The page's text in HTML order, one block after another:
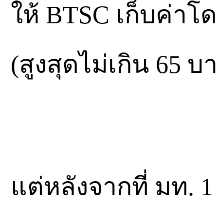
ให้ BTSC เก็บค่าโ
(สูงสุดไม่เกิน 65 บ
แต่หลังจากที่ มท.